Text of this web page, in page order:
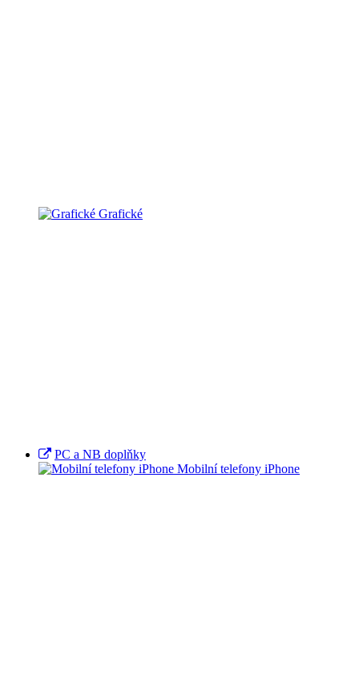
Grafické
PC a NB doplňky
Mobilní telefony iPhone